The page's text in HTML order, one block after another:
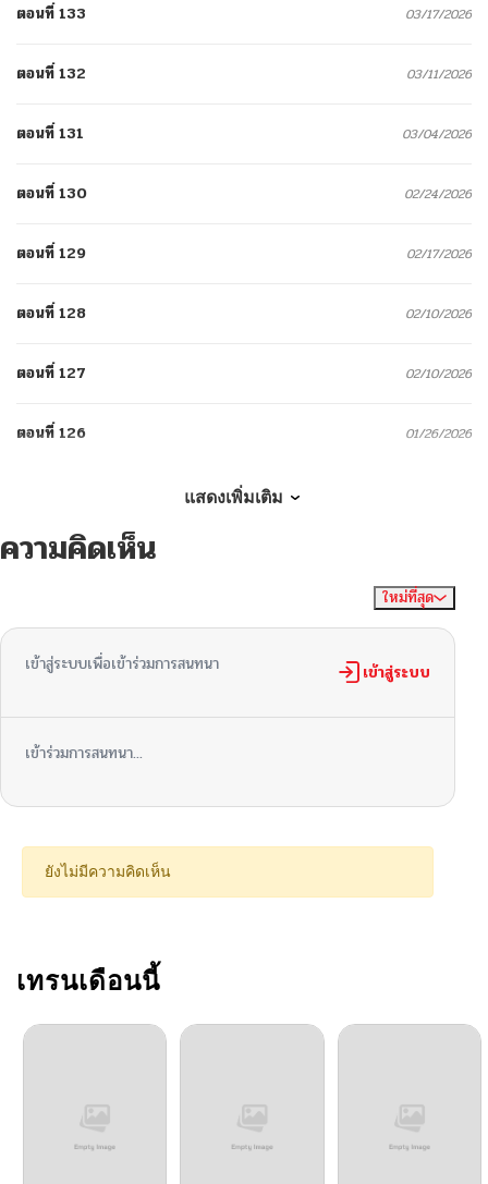
ตอนที่ 133 03/17/2026
ตอนที่ 132 03/11/2026
ตอนที่ 131 03/04/2026
ตอนที่ 130 02/24/2026
ตอนที่ 129 02/17/2026
ตอนที่ 128 02/10/2026
ตอนที่ 127 02/10/2026
ตอนที่ 126 01/26/2026
ตอนที่ 124
01/13/2026
ตอนที่ 122 01/07/2026
12/22/2025
ตอนที่ 119 12/17/2025
ตอนที่ 117
ตอนที่ 116
ตอนที่ 114 11/30/2025
แสดงเพิ่มเติม
ความคิดเห็น
ใหม่ที่สุด
เข้าสู่ระบบเพื่อเข้าร่วมการสนทนา เข้าสู่ระบบ
เข้าร่วมการสนทนา...
ยังไม่มีความคิดเห็น
เทรนเดือนนี้